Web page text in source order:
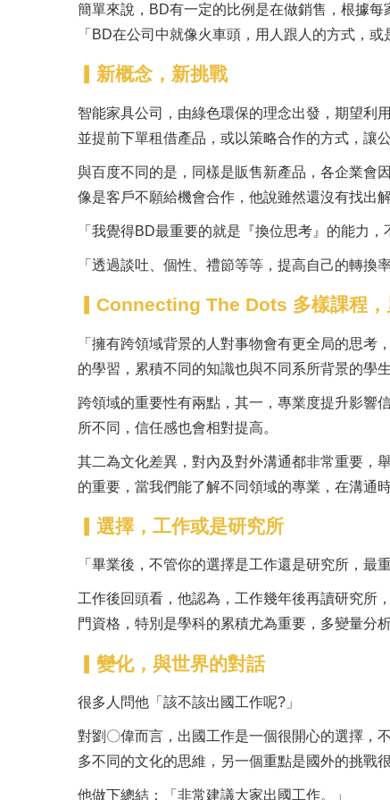
簡單來說，BD有一定的比例是在做銷售，根據每
「BD在公司中就像火車頭，用人跟人的方式，
▎新概念，新挑戰
智能家具公司，由綠色環保的理念出發，期望利
並提前下單租借產品，或以策略合作的方式，讓
與百度不同的是，同樣是販售新產品，各企業會
像是客戶不願給機會合作，他說雖然還沒有找出
「我覺得BD最重要的就是『換位思考』的能力
「透過談吐、個性、禮節等等，提高自己的轉換
▎Connecting The Dots 多樣課程，
「擁有跨領域背景的人對事物會有更全局的思
的學習，累積不同的知識也與不同系所背景的學
跨領域的重要性有兩點，其一，專業度提升影響
所不同，信任感也會相對提高。
其二為文化差異，對內及對外溝通都非常重要，
的重要，當我們能了解不同領域的專業，在溝通
▎選擇，工作或是研究所
「畢業後，不管你的選擇是工作還是研究所，最
工作後回頭看，他認為，工作幾年後再讀研究所
門資格，特別是學科的累積尤為重要，多變量分
▎變化，與世界的對話
很多人問他「該不該出國工作呢?」
對劉〇偉而言，出國工作是一個很開心的選擇，
多不同的文化的思維，另一個重點是國外的挑戰
他做下總結：「非常建議大家出國工作。」